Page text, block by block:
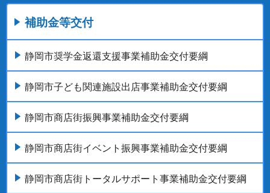
補助金等交付
静岡市奨学金返還支援事業補助金交付要綱
静岡市子ども関連施設出店事業補助金交付要綱
静岡市商店街振興事業補助金交付要綱
静岡市商店街イベント振興事業補助金交付要綱
静岡市商店街トータルサポート事業補助金交付要綱